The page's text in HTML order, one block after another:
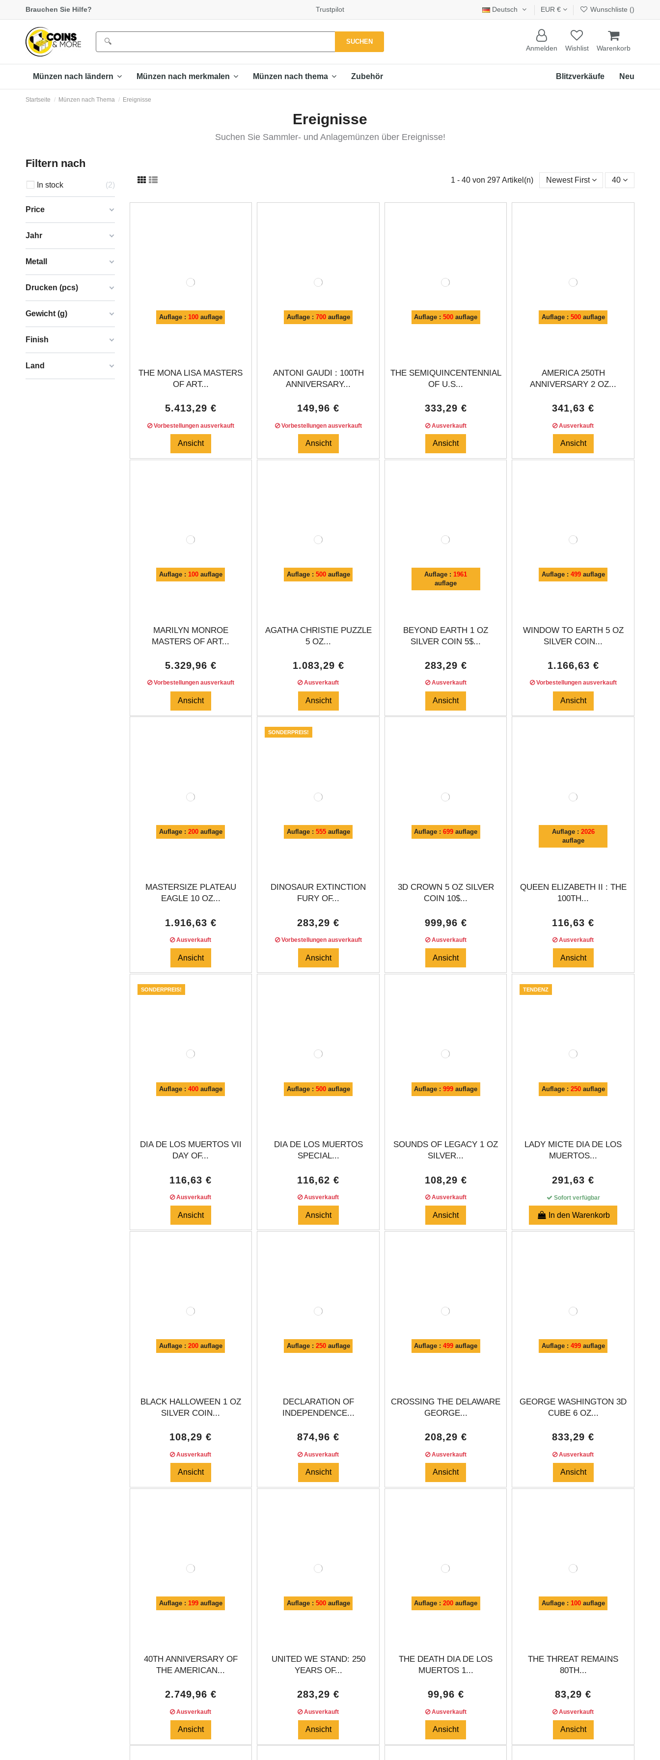
Γ
Brauchen Sie Hilfe? Trustpilot Deutsch EUR € Wunschliste ()
SUCHEN
Anmelden Wishlist Warenkorb
Münzen nach ländern Münzen nach merkmalen Münzen nach thema Zubehör Neu
Blitzverkäufe
Startseite Münzen nach Thema Ereignisse
Ereignisse
Suchen Sie Sammler- und Anlagemünzen über Ereignisse!
1 - 40 von 297 Artikel(n) Newest First 40
Auflage : 100auflage
THE MONA LISA MASTERS
OF ART...
5.413,29 €
Vorbestellungen ausverkauft
Ansicht
Auflage : 700auflage
ANTONI GAUDI : 100TH
ANNIVERSARY...
149,96 €
Vorbestellungen ausverkauft
Ansicht
Auflage :500 auflage
THE SEMIQUINCENTENNIAL
OF U.S...
333,29 €
Ausverkauft
Ansicht
Auflage : 500auflage
AMERICA 250TH
ANNIVERSARY 2 OZ...
341,63 €
Ausverkauft
Ansicht
Auflage : 100auflage
MARILYN MONROE
MASTERS OF ART...
5.329,96 €
Vorbestellungen ausverkauft
Ansicht
Auflage : 500auflage
AGATHA CHRISTIE PUZZLE
5 OZ...
1.083,29 €
Ausverkauft
Ansicht
Auflage : 1961
auflage
BEYOND EARTH 1 OZ
SILVER COIN 5$...
283,29 €
Ausverkauft
Ansicht
Auflage : 499auflage
WINDOW TO EARTH 5 OZ
SILVER COIN...
1.166,63 €
Vorbestellungen ausverkauft
Ansicht
Auflage : 200auflage
MASTERSIZE PLATEAU
EAGLE 10 OZ...
1.916,63 €
Ausverkauft
Ansicht
Auflage : 555auflage
SONDERPREIS!
DINOSAUR EXTINCTION
FURY OF...
283,29 €
Vorbestellungen ausverkauft
Ansicht
Auflage :699 auflage
3D CROWN 5 OZ SILVER
COIN 10$...
999,96 €
Ausverkauft
Ansicht
Auflage : 2026
auflage
QUEEN ELIZABETH II : THE
100TH...
116,63 €
Ausverkauft
Ansicht
Auflage : 400auflage
SONDERPREIS!
DIA DE LOS MUERTOS VII
DAY OF...
116,63 €
Ausverkauft
Ansicht
Auflage : 500auflage
DIA DE LOS MUERTOS
SPECIAL...
116,62 €
Ausverkauft
Ansicht
Auflage :999 auflage
SOUNDS OF LEGACY 1 OZ
SILVER...
108,29 €
Ausverkauft
Ansicht
Auflage : 250auflage
TENDENZ
LADY MICTE DIA DE LOS
MUERTOS...
291,63 €
Sofort verfügbar
In den Warenkorb
Auflage : 200auflage
BLACK HALLOWEEN 1 OZ
SILVER COIN...
108,29 €
Ausverkauft
Ansicht
Auflage : 250auflage
DECLARATION OF
INDEPENDENCE...
874,96 €
Ausverkauft
Ansicht
Auflage :499 auflage
CROSSING THE DELAWARE
GEORGE...
208,29 €
Ausverkauft
Ansicht
Auflage : 499auflage
GEORGE WASHINGTON 3D
CUBE 6 OZ...
833,29 €
Ausverkauft
Ansicht
Auflage : 199auflage
40TH ANNIVERSARY OF
THE AMERICAN...
2.749,96 €
Ausverkauft
Ansicht
Auflage : 500auflage
UNITED WE STAND: 250
YEARS OF...
283,29 €
Ausverkauft
Ansicht
Auflage :200 auflage
THE DEATH DIA DE LOS
MUERTOS 1...
99,96 €
Ausverkauft
Ansicht
Auflage : 100auflage
THE THREAT REMAINS
80TH...
83,29 €
Ausverkauft
Ansicht
Filtern nach
In stock 2
Price
Jahr
Metall
Drucken (pcs)
Gewicht (g)
Finish
Land